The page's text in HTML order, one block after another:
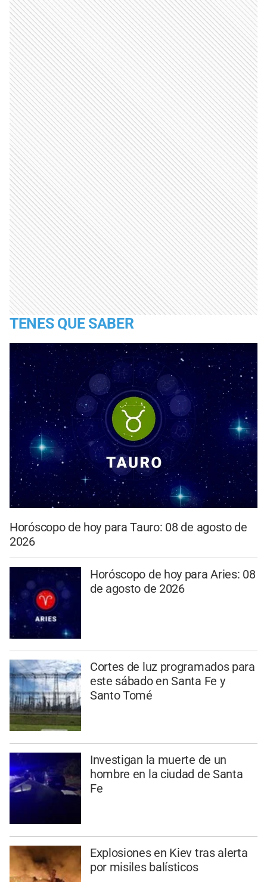
TENES QUE SABER
Horóscopo de hoy para Tauro: 08 de agosto de
2026
Horóscopo de hoy para Aries: 08
de agosto de 2026
Cortes de luz programados para
este sábado en Santa Fe y
Santo Tomé
Investigan la muerte de un
hombre en la ciudad de Santa
Fe
Explosiones en Kiev tras alerta
por misiles balísticos